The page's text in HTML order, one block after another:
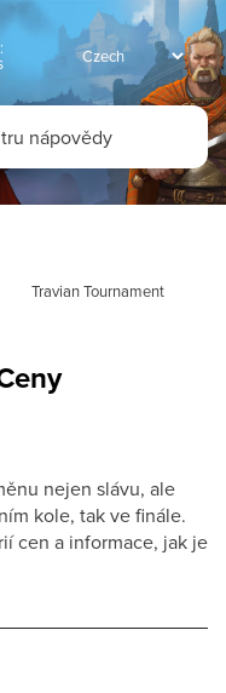
Travian Tournament
nejen slávu, ale
kole, tak ve finále.
cen a informace, jak je